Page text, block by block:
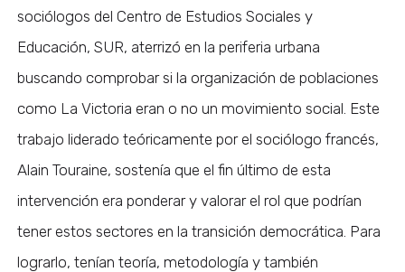
sociólogos del Centro de Estudios Sociales y
Educación, SUR, aterrizó en la periferia urbana
buscando comprobar si la organización de poblaciones
como La Victoria eran o no un movimiento social. Este
trabajo liderado teóricamente por el sociólogo francés,
Alain Touraine, sostenía que el fin último de esta
intervención era ponderar y valorar el rol que podrían
tener estos sectores en la transición democrática. Para
lograrlo, tenían teoría, metodología y también